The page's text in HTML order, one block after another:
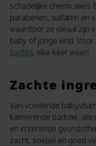
schadelijke chemicaliën.
parabenen, sulfaten en
waardoor ze ideaal zijn
baby of jonge kind.
badtijd, elke keer weer!
Zachte
Van voedende
kalmerende badolie,
en irriterende
zacht, soepel en goed